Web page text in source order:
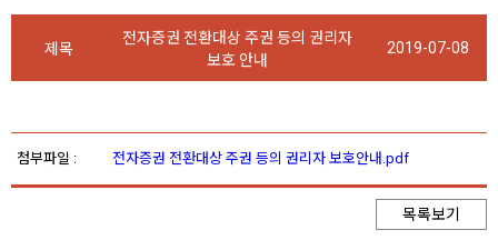
제목
전자증권 전환대상 주권 등의 권리자
보호 안내
2019-07-08
첨부파일 : 전자증권 전환대상 주권 등의 권리자 보호안내.pdf
목록보기